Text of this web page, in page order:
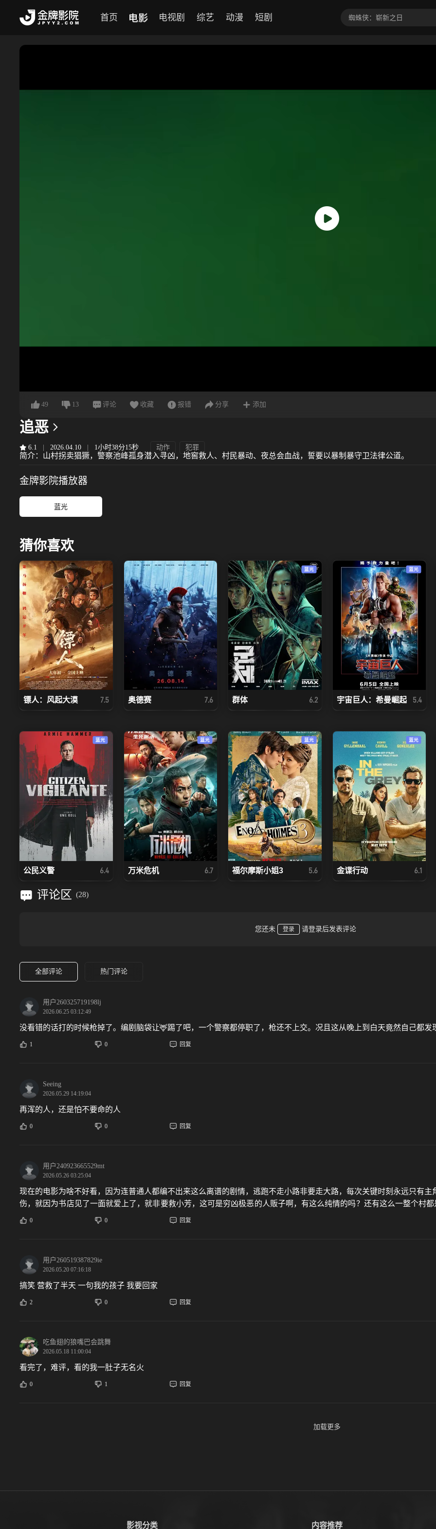
首页 电影 电视剧 综艺 动漫 短剧
49 13 评论 收藏 报错 分享 添加
追恶 更多信息
6.1 2026.04.10 1小时38分15秒 动作 犯罪
简介： 山村拐卖猖獗，警察池峰孤身潜入寻凶，地窖救人、村民暴动、夜总会血战，誓要以暴制暴守卫法律公道。
金牌影院播放器
蓝光
猜你喜欢
镖人：风起大漠 7.5 奥德赛 7.6
蓝光
群体 6.2
蓝光
宇宙巨人：希曼崛起 5.4
蓝光
公民义警 6.4
蓝光
万米危机 6.7
蓝光
福尔摩斯小姐3 5.6
蓝光
金谍行动 6.1
评论区 (28)
您还未 登录 请登录后发表评论
全部评论 热门评论
用户260325719198lj
2026.06.25 03:12:49
没看错的话打的时候枪掉了。编剧脑袋让🦌踢了吧，一个警察都停职了，枪还不上交。况且这从晚上到白天竟然自己都发
1 0 回复
Seeing
2026.05.29 14:19:04
再浑的人，还是怕不要命的人
0 0 回复
用户240923665529mt
2026.05.26 03:25:04
现在的电影为啥不好看，因为连普通人都编不出来这么离谱的剧情，逃跑不走小路非要走大路，每次关键时刻永远只有
伤，就因为书店见了一面就爱上了，就非要救小芳，这可是穷凶极恶的人贩子啊，有这么纯情的吗？还有这么一整个村
革开放，都没有人管的吗？？？？
0 0 回复
用户260519387829ie
2026.05.20 07:16:18
搞笑 营救了半天 一句我的孩子 我要回家
2 0 回复
吃鱼翅的狼嘴巴会跳舞
2026.05.18 11:00:04
看完了，难评，看的我一肚子无名火
0 1 回复
加载更多
影视分类 内容推荐